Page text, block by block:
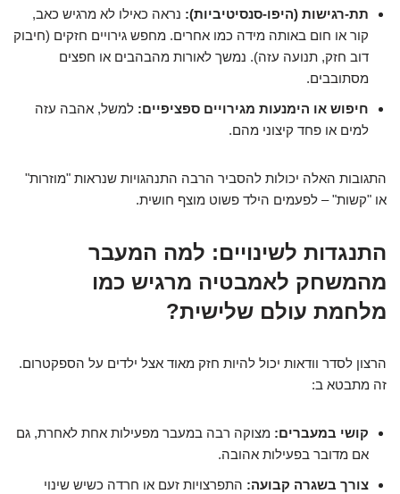
תת-רגישות (היפו-סנסיטיביות): נראה כאילו לא מרגיש כאב,
קור או חום באותה מידה כמו אחרים. מחפש גירויים חזקים (חיבוק
דוב חזק, תנועה עזה). נמשך לאורות מהבהבים או חפצים
מסתובבים.
חיפוש או הימנעות מגירויים ספציפיים: למשל, אהבה עזה
למים או פחד קיצוני מהם.
התגובות האלה יכולות להסביר הרבה התנהגויות שנראות "מוזרות"
או "קשות" – לפעמים הילד פשוט מוצף חושית.
התנגדות לשינויים: למה המעבר
מהמשחק לאמבטיה מרגיש כמו
מלחמת עולם שלישית?
הרצון לסדר וודאות יכול להיות חזק מאוד אצל ילדים על הספקטרום.
זה מתבטא ב:
קושי במעברים: מצוקה רבה במעבר מפעילות אחת לאחרת, גם
אם מדובר בפעילות אהובה.
צורך בשגרה קבועה: התפרצויות זעם או חרדה כשיש שינוי